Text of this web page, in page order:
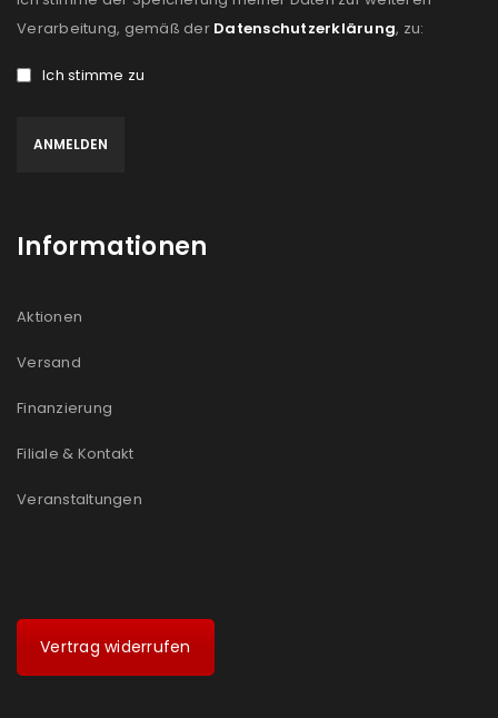
Verarbeitung, gemäß der Datenschutzerklärung, zu:
Ich stimme zu
Informationen
Aktionen
Versand
Finanzierung
Filiale & Kontakt
Veranstaltungen
Vertrag widerrufen